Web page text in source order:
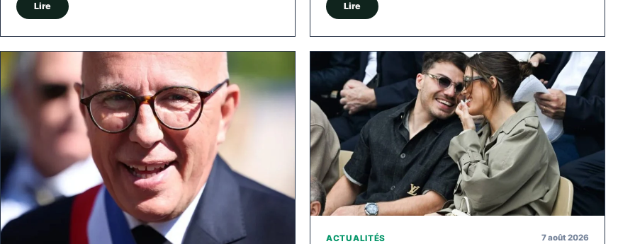
Lire Lire
ACTUALITÉS 7 août 2026